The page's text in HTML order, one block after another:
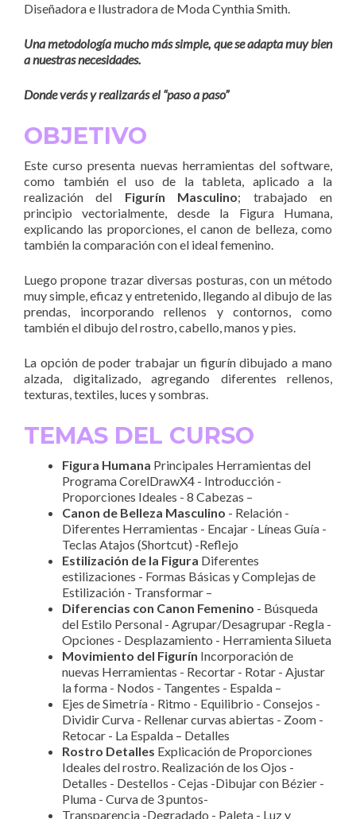
Diseñadora e Ilustradora de Moda Cynthia Smith.
Una metodología mucho más simple, que se adapta muy bien
a nuestras necesidades.
Donde verás y realizarás el “paso a paso”
OBJETIVO
Este curso presenta nuevas herramientas del software,
como también el uso de la tableta, aplicado a la
realización del Figurín Masculino; trabajado en
principio vectorialmente, desde la Figura Humana,
explicando las proporciones, el canon de belleza, como
también la comparación con el ideal femenino.
Luego propone trazar diversas posturas, con un método
muy simple, eficaz y entretenido, llegando al dibujo de las
prendas, incorporando rellenos y contornos, como
también el dibujo del rostro, cabello, manos y pies.
La opción de poder trabajar un figurín dibujado a mano
alzada, digitalizado, agregando diferentes rellenos,
texturas, textiles, luces y sombras.
TEMAS DEL CURSO
Figura Humana Principales Herramientas del
Programa CorelDrawX4 - Introducción -
Proporciones Ideales - 8 Cabezas –
Canon de Belleza Masculino - Relación -
Diferentes Herramientas - Encajar - Líneas Guía -
Teclas Atajos (Shortcut) -Reflejo
Estilización de la Figura Diferentes
estilizaciones - Formas Básicas y Complejas de
Estilización - Transformar –
Diferencias con Canon Femenino - Búsqueda
del Estilo Personal - Agrupar/Desagrupar -Regla -
Opciones - Desplazamiento - Herramienta Silueta
Movimiento del Figurín Incorporación de
nuevas Herramientas - Recortar - Rotar - Ajustar
la forma - Nodos - Tangentes - Espalda –
Ejes de Simetría - Ritmo - Equilibrio - Consejos -
Dividir Curva - Rellenar curvas abiertas - Zoom -
Retocar - La Espalda – Detalles
Rostro Detalles Explicación de Proporciones
Ideales del rostro. Realización de los Ojos -
Detalles - Destellos - Cejas -Dibujar con Bézier -
Pluma - Curva de 3 puntos-
Transparencia -Degradado - Paleta - Luz y